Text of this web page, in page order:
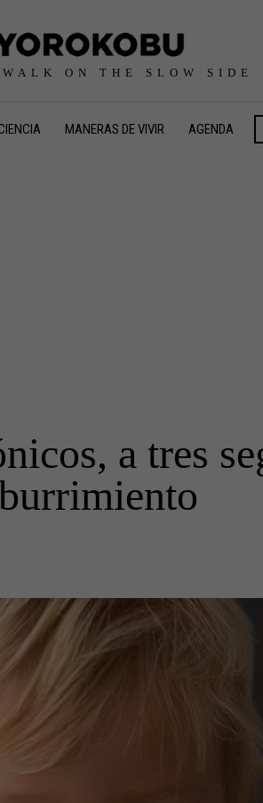
ON THE SLOW SIDE
MANERAS DE VIVIR AGENDA
a tres